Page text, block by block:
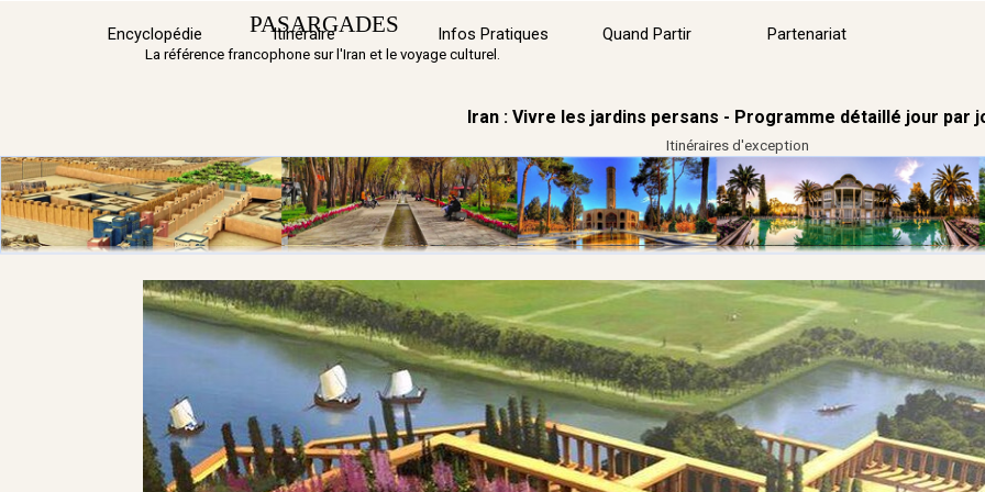
PASARGADES Sauter le menu
Encyclopédie Itinéraire Infos Pratiques Quand Partir Partenariat
La référence francophone sur l'Iran et le voyage culturel.
Iran : Vivre les jardins persans - Programme détaillé jour par
Itinéraires d'exception